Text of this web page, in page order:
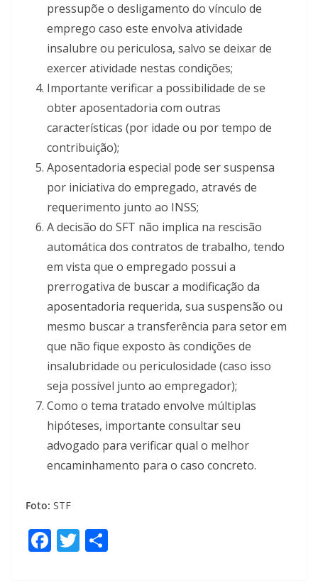
pressupõe o desligamento do vínculo de
emprego caso este envolva atividade
insalubre ou periculosa, salvo se deixar de
exercer atividade nestas condições;
Importante verificar a possibilidade de se
obter aposentadoria com outras
características (por idade ou por tempo de
contribuição);
Aposentadoria especial pode ser suspensa
por iniciativa do empregado, através de
requerimento junto ao INSS;
A decisão do SFT não implica na rescisão
automática dos contratos de trabalho, tendo
em vista que o empregado possui a
prerrogativa de buscar a modificação da
aposentadoria requerida, sua suspensão ou
mesmo buscar a transferência para setor em
que não fique exposto às condições de
insalubridade ou periculosidade (caso isso
seja possível junto ao empregador);
Como o tema tratado envolve múltiplas
hipóteses, importante consultarseu
advogado para verificar qual o melhor
encaminhamento para o caso concreto.
Foto: STF
F T